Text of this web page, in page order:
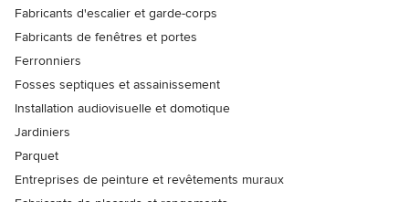
Fabricants d'escalier et garde-corps
Fabricants de fenêtres et portes
Ferronniers
Fosses septiques et assainissement
Installation audiovisuelle et domotique
Jardiniers
Parquet
Entreprises de peinture et revêtements muraux